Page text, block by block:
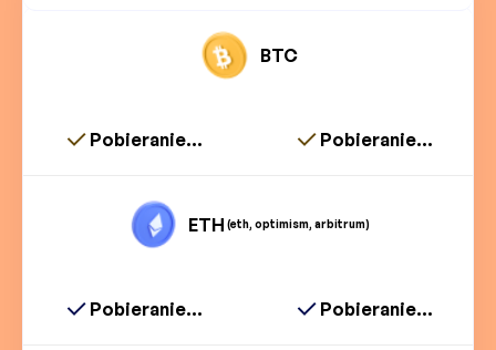
BTC
Pobieranie... Pobieranie...
ETH (eth, optimism, arbitrum)
Pobieranie... Pobieranie...